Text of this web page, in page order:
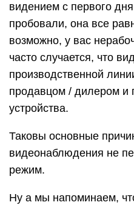
видением с первого
пробовали, она все
возможно, у вас
часто случается, что
производственной
продавцом / дилером и
устройства.
Таковы основные
видеонаблюдения не
режим.
Ну а мы напоминаем,